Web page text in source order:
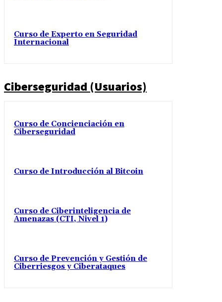
Curso de Experto en Seguridad
Internacional
Ciberseguridad (Usuarios)
Curso de Concienciación en
Ciberseguridad
Curso de Introducción al Bitcoin
Curso de Ciberinteligencia de
Amenazas (CTI, Nivel 1)
Curso de Prevención y Gestión de
Ciberriesgos y Ciberataques